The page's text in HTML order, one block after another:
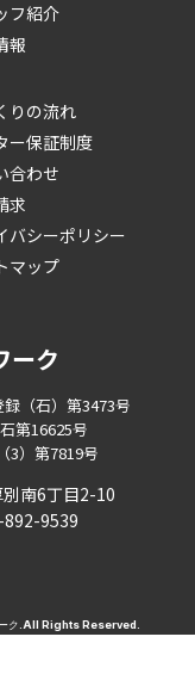
フ紹介
報
りの流れ
ー保証制度
合わせ
求
バシーポリシー
マップ
ーク
（石）第3473号
第16625号
3）第7819号
南6丁目2-10
892-9539
ク.All Rights Reserved.